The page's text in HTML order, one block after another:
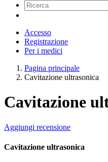
Accesso
Registrazione
Per i medici
Pagina principale
Cavitazione ultrasonica
Cavitazione
Aggiungi recensione
Cavitazione ultrasonica